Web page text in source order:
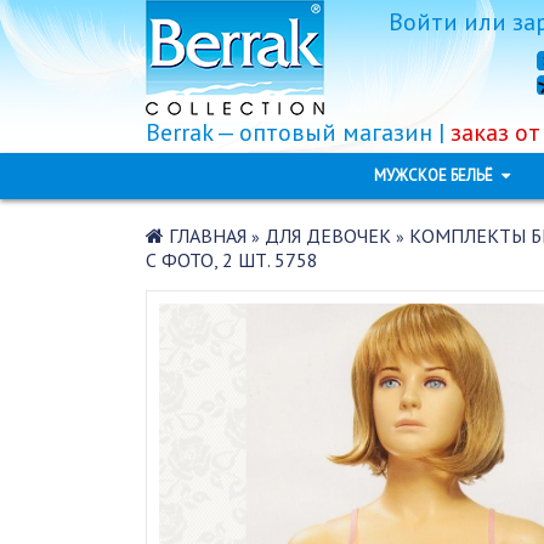
Войтиили
Berrak — оптовый магазин | заказ
МУЖСКОЕ БЕЛЬЁ
ГЛАВНАЯ » ДЛЯ ДЕВОЧЕК» КОМПЛЕКТЫ
С ФОТО, 2 ШТ. 5758